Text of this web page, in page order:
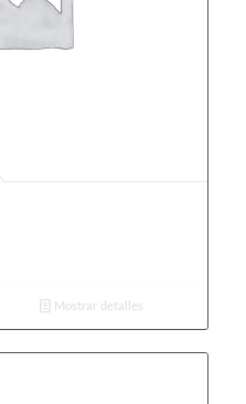
Mostrar detalles